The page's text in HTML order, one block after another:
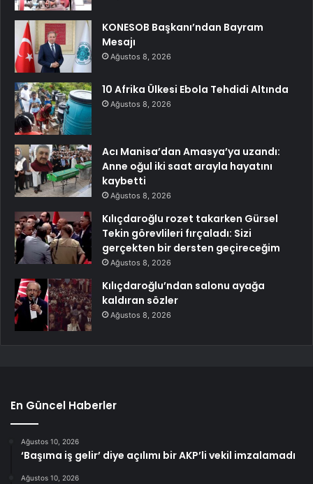
KONESOB Başkanı’ndan Bayram
Mesajı
Ağustos 8, 2026
10 Afrika Ülkesi Ebola Tehdidi Altında
Ağustos 8, 2026
Acı Manisa’dan Amasya’ya uzandı:
Anne oğul iki saat arayla hayatını
kaybetti
Ağustos 8, 2026
Kılıçdaroğlu rozet takarken Gürsel
Tekin görevlileri fırçaladı: Sizi
gerçekten bir dersten geçireceğim
Ağustos 8, 2026
Kılıçdaroğlu’ndan salonu ayağa
kaldıran sözler
Ağustos 8, 2026
En Güncel Haberler
Ağustos 10, 2026
‘Başıma iş gelir’ diye açılımı bir AKP’li vekil imzalamadı
Ağustos 10, 2026